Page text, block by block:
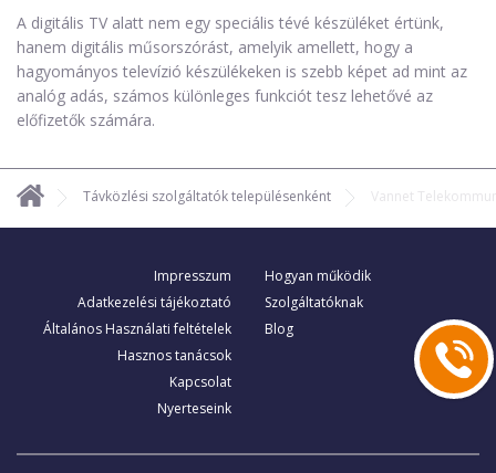
A digitális TV alatt nem egy speciális tévé készüléket értünk,
hanem digitális műsorszórást, amelyik amellett, hogy a
hagyományos televízió készülékeken is szebb képet ad mint az
analóg adás, számos különleges funkciót tesz lehetővé az
előfizetők számára.
Távközlési szolgáltatók településenként Vannet
Impresszum
Adatkezelési tájékoztató
Általános Használati feltételek
Hasznos tanácsok
Kapcsolat
Nyerteseink
Hogyan működik
Szolgáltatóknak
Blog